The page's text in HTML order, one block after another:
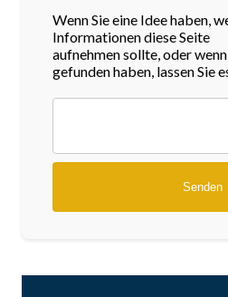
Wenn Sie eine Idee haben,
Informationen diese Seite
aufnehmen sollte, oder
gefunden haben, lassen Sie